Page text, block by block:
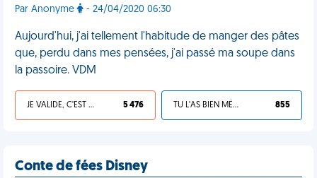
Par Anonyme - 24/04/2020 06:30
Aujourd'hui, j'ai tellement l'habitude de manger des pâtes
que, perdu dans mes pensées, j'ai passé ma soupe dans
la passoire. VDM
JE VALIDE, C'EST UNE VDM 5 476 TU L'AS BIEN MÉRITÉ 855
Conte de fées Disney